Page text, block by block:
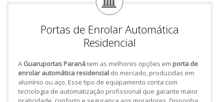
Portas de Enrolar Automática
Residencial
A Guaruportas Paranátem as melhores opções em porta de
enrolar automática residencialdo mercado, produzidas em
alumínio ou aço. Esse tipo de equipamento conta com
tecnologia de automatização profissional que garante maior